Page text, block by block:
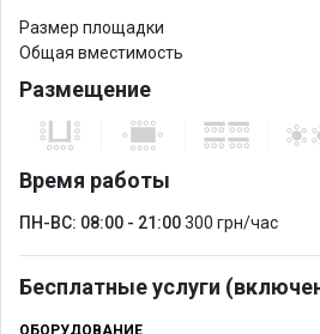
Размер площадки
Общая вместимость
Размещение
Время работы
ПН-ВС: 08:00 - 21:00300 грн/час
Бесплатные услуги
ОБОРУДОВАНИЕ